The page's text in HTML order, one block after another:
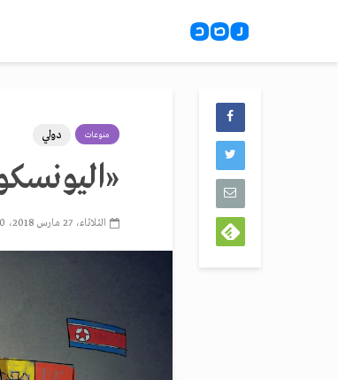
منوعات دولي
«اليونسكو»: 2500 لغة مهددة
الثلاثاء، 27 مارس 2018، 10:00 ص